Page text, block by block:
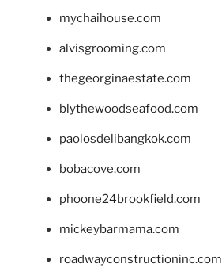
mychaihouse.com
alvisgrooming.com
thegeorginaestate.com
blythewoodseafood.com
paolosdelibangkok.com
bobacove.com
phoone24brookfield.com
mickeybarmama.com
roadwayconstructioninc.com